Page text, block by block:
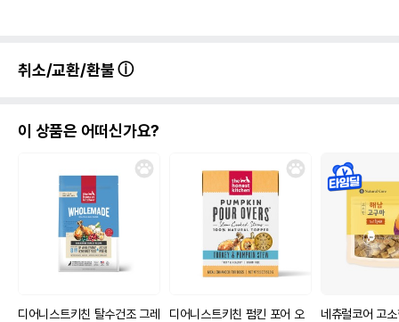
취소/교환/환불
이 상품은 어떠신가요?
디어니스트키친 탈수건조 그레
디어니스트키친 펌킨 포어 오
네츄럴코어 고